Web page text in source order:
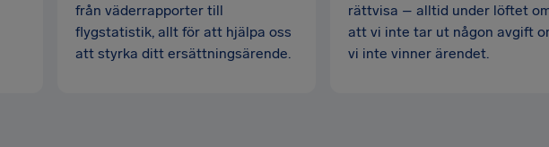
från väderrapporter till
flygstatistik, allt för att hjälpa oss
att styrka ditt ersättningsärende.
rättvisa – alltid under löftet
att vi inte tar ut någon avgift
vi inte vinner ärendet.